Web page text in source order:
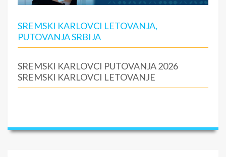
SREMSKI KARLOVCI LETOVANJA,
PUTOVANJA SRBIJA
SREMSKI KARLOVCI PUTOVANJA 2026
SREMSKI KARLOVCI LETOVANJE